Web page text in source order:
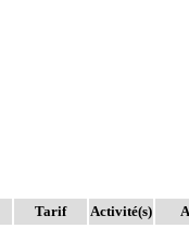
Tarif Activité(s)